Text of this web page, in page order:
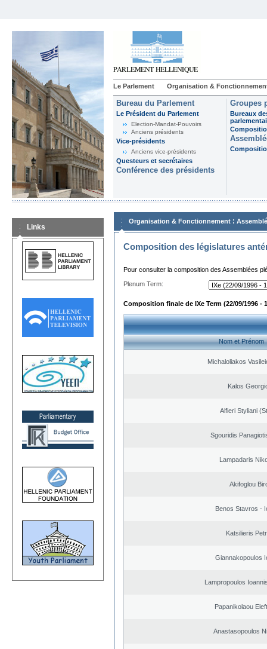
Le Parlement Organisation &
Bureau du Parlement
Le Président du Parlement
Election-Mandat-Pouvoirs
Anciens présidents
Vice-présidents
Anciens vice-présidents
Questeurs et secrétaires
Conférence des présidents
Groupes
Bureaux
Links
Organisation & Fonctionnement :
Composition des législatures
Pour consulter la composition des Assemblées
Plenum Term:
Composition finale de IXe Term (22/09/1996 -
Nom et Prénom
Michaloliakos
Kalos
Alfieri Styliani
Sgouridis
Lampadaris
Akifoglou
Benos Stavros -
Katsilieris
Giannakopoulos
Lampropoulos
Papanikolaou
Anastasopoulos